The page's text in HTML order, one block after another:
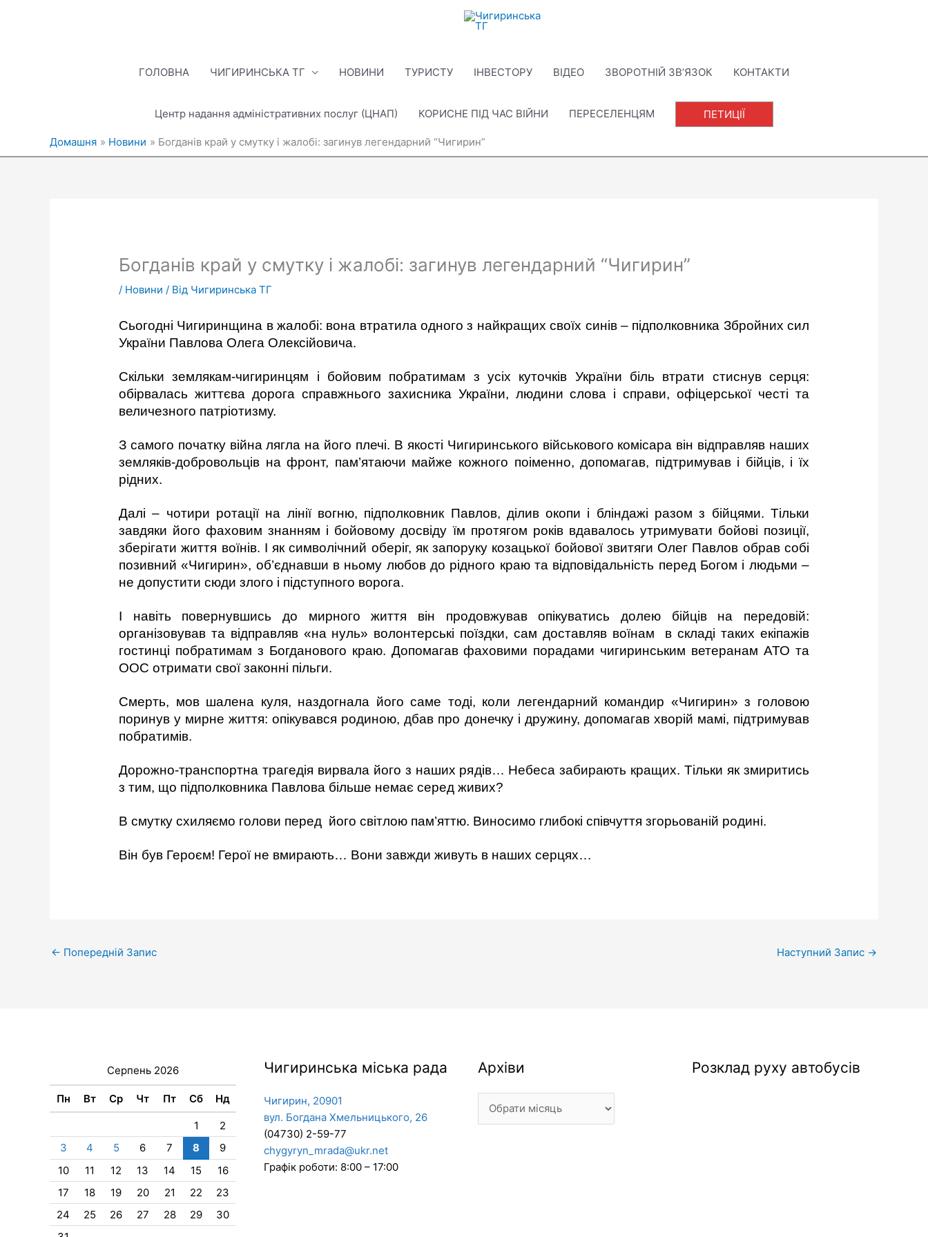
ГОЛОВНА ЧИГИРИНСЬКА ТГ НОВИНИ ТУРИСТУ ІНВЕСТОРУ ВІДЕО ЗВОРОТНІЙ ЗВ’ЯЗОК КОНТАКТИ
Центр надання адміністративних послуг (ЦНАП) КОРИСНЕ ПІД ЧАС ВІЙНИ ПЕРЕСЕЛЕНЦЯМ ПЕТИЦІЇ
Домашня Новини Богданів край у смутку і жалобі: загинув легендарний “Чигирин”
Богданів край у смутку і жалобі: загинув легендарний “Чигирин”
/ Новини / Від Чигиринська ТГ
Сьогодні Чигиринщина в жалобі: вона втратила одного з найкращих своїх синів – підполковника Збройних сил
України Павлова Олега Олексійовича.
Скільки землякам-чигиринцям і бойовим побратимам з усіх куточків України біль втрати стиснув серця:
обірвалась життєва дорога справжнього захисника України, людини слова і справи, офіцерської честі та
величезного патріотизму.
З самого початку війна лягла на його плечі. В якості Чигиринського військового комісара він відправляв наших
земляків-добровольців на фронт, пам’ятаючи майже кожного поіменно, допомагав, підтримував і бійців, і їх
рідних.
Далі – чотири ротації на лінії вогню, підполковник Павлов, ділив окопи і бліндажі разом з бійцями. Тільки
завдяки його фаховим знанням і бойовому досвіду їм протягом років вдавалось утримувати бойові позиції,
зберігати життя воїнів. І як символічний оберіг, як запоруку козацької бойової звитяги Олег Павлов обрав собі
позивний «Чигирин», об’єднавши в ньому любов до рідного краю та відповідальність перед Богом і людьми –
не допустити сюди злого і підступного ворога.
І навіть повернувшись до мирного життя він продовжував опікуватись долею бійців на передовій:
організовував та відправляв «на нуль» волонтерські поїздки, сам доставляв воїнам в складі таких екіпажів
гостинці побратимам з Богданового краю. Допомагав фаховими порадами чигиринським ветеранам АТО та
ООС отримати свої законні пільги.
Смерть, мов шалена куля, наздогнала його саме тоді, коли легендарний командир «Чигирин» з головою
поринув у мирне життя: опікувався родиною, дбав про донечку і дружину, допомагав хворій мамі, підтримував
побратимів.
Дорожно-транспортна трагедія вирвала його з наших рядів… Небеса забирають кращих. Тільки як змиритись
з тим, що підполковника Павлова більше немає серед живих?
В смутку схиляємо голови перед його світлою пам’яттю. Виносимо глибокі співчуття згорьованій родині.
Він був Героєм! Герої не вмирають… Вони завжди живуть в наших серцях…
← Попередній Запис Наступний Запис →
Серпень 2026
Пн Вт Ср Чт Пт Сб Нд
1
2
3
4 5 6 7 8
9
10
11 12 13 14 15
16
17
18 19 20 21 22
23
24
25 26 27 28 29
30
Чигиринська міська рада
Чигирин, 20901
вул. Богдана Хмельницького, 26
(04730) 2-59-77
chygyryn_mrada@ukr.net
Графік роботи: 8:00 – 17:00
Архіви
Архіви Розклад руху автобусів